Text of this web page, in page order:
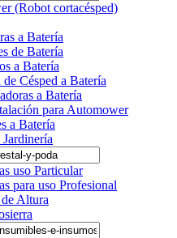
(Robot cortacésped)
a Batería
de Batería
a Batería
Césped a Batería
a Batería
para Automower
a Batería
uso Particular
para uso Profesional
Altura